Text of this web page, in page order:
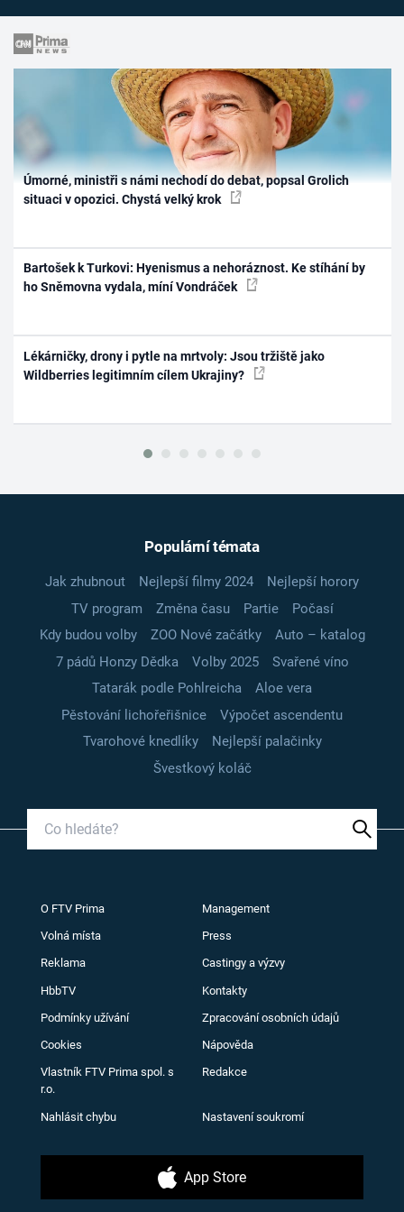
Úmorné, ministři s námi nechodí do debat, popsal Grolich
situaci v opozici. Chystá velký krok
Bartošek k Turkovi: Hyenismus a nehoráznost. Ke stíhání by
ho Sněmovna vydala, míní Vondráček
Lékárničky, drony i pytle na mrtvoly: Jsou tržiště jako
Wildberries legitimním cílem Ukrajiny?
Populární témata
Jak zhubnout Nejlepší filmy 2024
Nejlepší horory
TV program
Změna času Partie
Počasí
Kdy budou volby
ZOO Nové začátky
Auto – katalog
7 pádů Honzy Dědka
Volby 2025
Svařené víno
Tatarák podle Pohlreicha
Aloe vera
Pěstování lichořeřišnice
Výpočet ascendentu
Tvarohové knedlíky
Nejlepší palačinky
Švestkový koláč
O FTV Prima Management
Volná místa Press
Reklama Castingy a výzvy
HbbTV Kontakty
Podmínky užívání Zpracování osobních údajů
Cookies Nápověda
Vlastník FTV Prima spol. s
r.o.
Redakce
Nahlásit chybu Nastavení soukromí
App Store